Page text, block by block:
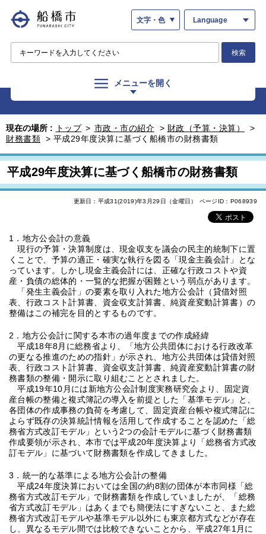
文字・色 Language
検索
メニューを開く
現在の場所 : トップ > 市政・市の紹介 > 財政（予算・決算）
>
財務書類 > 平成29年度決算に基づく船橋市の財務書類
平成29年度決算に基づく船橋市の財務書類
更新日：平成31(2019)年3月29日（金曜日） ページID：P068939
1．地方公会計の意義
現行の予算・決算制度は、現金収支を議会の民主的統制下に置
くことで、予算の適正・確実な執行を図る「現金主義会計」とな
っています。しかし現金主義会計には、正確な行政コストや資
産・負債の総体的・一覧的な把握が困難という弱点があります。
「発生主義会計」の要素を取り入れた地方公会計（貸借対照
表、行政コスト計算書、資金収支計算書、純資産変動計算書）の
整備はこの補完を目的とするものです。
2．地方公会計に関する本市の過年度までの作成経緯
平成18年8月に総務省より、「地方公共団体における行政改革
の更なる推進のための指針」が示され、地方公共団体は貸借対照
表、行政コスト計算書、資金収支計算書、純資産変動計算書の財
務書類の整備・開示に取り組むこととされました。
平成19年10月には新地方公会計制度実務研究会より、固定資
産台帳の整備と複式簿記の導入を前提とした「基準モデル」と、
各団体の作成事務の負荷を考慮して、固定資産台帳や複式簿記に
よらず既存の決算統計情報を活用して作成することを認めた「総
務省方式改訂モデル」という2つの会計モデルに基づく財務書類
作成要領が示され、本市では平成20年度決算より「総務省方式改
訂モデル」に基づいて財務書類を作成してきました。
3．統一的な基準による地方公会計の整備
平成24年度決算においては全国の約8割の団体が本市同様「総
務省方式改訂モデル」で財務書類を作成していましたが、「総務
省方式改訂モデル」はあくまでも簡便法にすぎないこと、また総
務省方式改訂モデルや基準モデル以外にも東京都方式などが存在
し、異なるモデル間では比較できないことから、平成27年1月に